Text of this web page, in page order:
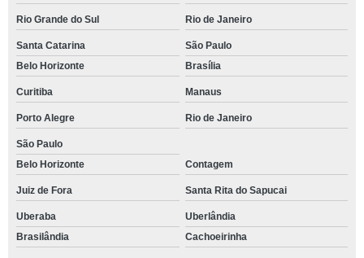
Rio Grande do Sul Rio de Janeiro
Santa Catarina
São Paulo
Belo Horizonte
Brasília
Curitiba Manaus
Porto Alegre Rio de Janeiro
São Paulo
Belo Horizonte
Contagem
Juiz de Fora Santa Rita do Sapucai
Uberaba
Uberlândia
Brasilândia
Cachoeirinha